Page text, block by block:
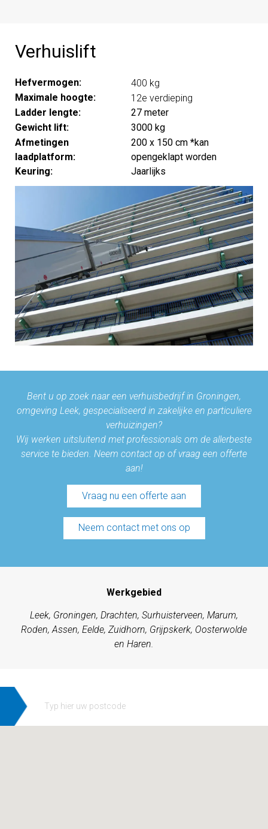
Verhuislift
Hefvermogen:
400 kg
Maximale hoogte:
12e verdieping
Ladder lengte:
27 meter
Gewicht lift:
3000 kg
Afmetingen
laadplatform:
200 x 150 cm *kan
opengeklapt worden
Keuring:
Jaarlijks
Bent u op zoek naar een verhuisbedrijf in Groningen,
omgeving Leek, gespecialiseerd in zakelijke en particuliere
verhuizingen?
Wij werken uitsluitend met professionals om de allerbeste
service te bieden. Neem contact op of vraag een offerte
aan!
Vraag nu een offerte aan
Neem contact met ons op
Werkgebied
Leek, Groningen, Drachten, Surhuisterveen, Marum,
Roden, Assen, Eelde, Zuidhorn, Grijpskerk, Oosterwolde
en Haren.